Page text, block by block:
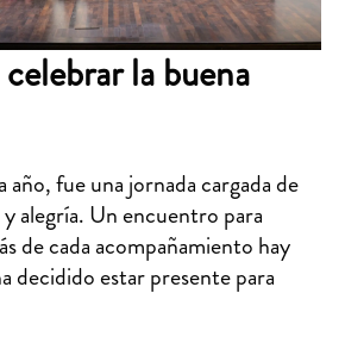
la buena
fue una jornada cargada de
alegría. Un encuentro para
de cada acompañamiento hay
decidido estar presente para